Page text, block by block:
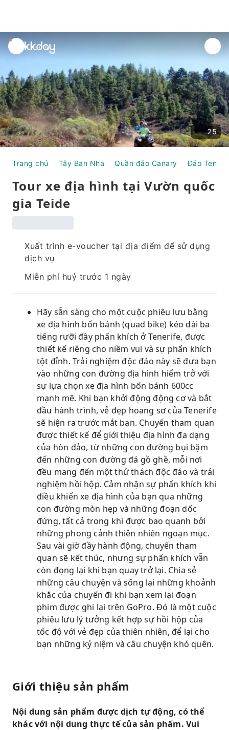
unread
notifications
25
Trang chủ Tây Ban Nha Quần đảo Canary Đảo
Tour xe địa hình tại Vườn quốc
gia Teide
Xuất trình e-voucher tại địa điểm để sử dụng
dịch vụ
Miễn phí huỷ trước 1 ngày
Hãy sẵn sàng cho một cuộc phiêu lưu bằng
xe địa hình bốn bánh (quad bike) kéo dài ba
tiếng rưỡi đầy phấn khích ở Tenerife, được
thiết kế riêng cho niềm vui và sự phấn khích
tột đỉnh. Trải nghiệm độc đáo này sẽ đưa bạn
vào những con đường địa hình hiểm trở với
sự lựa chọn xe địa hình bốn bánh 600cc
mạnh mẽ. Khi bạn khởi động động cơ và bắt
đầu hành trình, vẻ đẹp hoang sơ của Tenerife
sẽ hiện ra trước mắt bạn. Chuyến tham quan
được thiết kế để giới thiệu địa hình đa dạng
của hòn đảo, từ những con đường bụi bặm
đến những con đường đá gồ ghề, mỗi nơi
đều mang đến một thử thách độc đáo và trải
nghiệm hồi hộp. Cảm nhận sự phấn khích khi
điều khiển xe địa hình của bạn qua những
con đường mòn hẹp và những đoạn dốc
đứng, tất cả trong khi được bao quanh bởi
những phong cảnh thiên nhiên ngoạn mục.
Sau vài giờ đầy hành động, chuyến tham
quan sẽ kết thúc, nhưng sự phấn khích vẫn
còn đọng lại khi bạn quay trở lại. Chia sẻ
những câu chuyện và sống lại những khoảnh
khắc của chuyến đi khi bạn xem lại đoạn
phim được ghi lại trên GoPro. Đó là một cuộc
phiêu lưu lý tưởng kết hợp sự hồi hộp của
tốc độ với vẻ đẹp của thiên nhiên, để lại cho
bạn những kỷ niệm và câu chuyện khó quên.
Giới thiệu sản phẩm
Nội dung sản phẩm được dịch tự động, có thể
khác với nội dung thực tế của sản phẩm. Vui